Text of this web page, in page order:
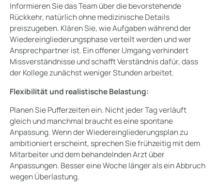
Informieren Sie das Team über die bevorstehende
Rückkehr, natürlich ohne medizinische Details
preiszugeben. Klären Sie, wie Aufgaben während der
Wiedereingliederungsphase verteilt werden und wer
Ansprechpartner ist. Ein offener Umgang verhindert
Missverständnisse und schafft Verständnis dafür, dass
der Kollege zunächst weniger Stunden arbeitet.
Flexibilität und realistische Belastung:
Planen Sie Pufferzeiten ein. Nicht jeder Tag verläuft
gleich und manchmal braucht es eine spontane
Anpassung. Wenn der Wiedereingliederungsplan zu
ambitioniert erscheint, sprechen Sie frühzeitig mit dem
Mitarbeiter und dem behandelnden Arzt über
Anpassungen. Besser eine Woche länger als ein Abbruch
wegen Überlastung.